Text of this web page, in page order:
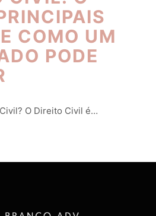
COMO UM
PODE
O Direito Civil é…